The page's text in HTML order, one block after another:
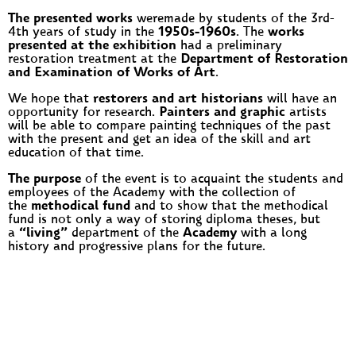
The presented works weremade by students of the 3rd-
4th years of study in the 1950s-1960s. The works
presented at the exhibition had a preliminary
restoration treatment at the Department of Restoration
and Examination of Works of Art.
We hope that restorers and art historians will have an
opportunity for research.
Painters and graphic artists
will be able to compare painting techniques of the past
with the present and get an idea of the skill and art
education of that time.
The purpose of the event is to acquaint the students and
employees of the Academy with the collection of
the methodical fund and to show that the methodical
fund is not only a way of storing diploma theses, but
a “living” department of the Academywith a long
history and progressive plans for the future.